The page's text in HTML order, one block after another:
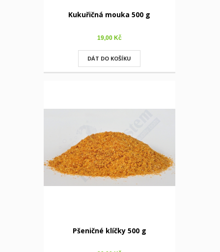
Kukuřičná mouka 500 g
19,00 Kč
DÁT DO KOŠÍKU
Pšeničné klíčky 500 g